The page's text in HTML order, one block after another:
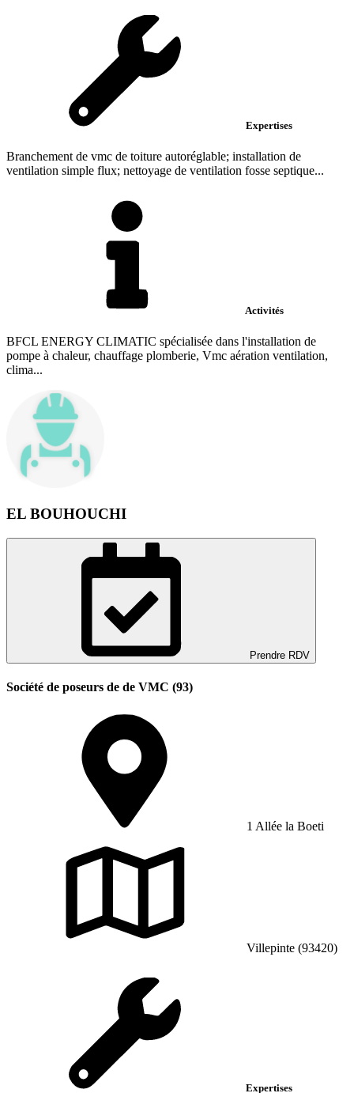
Expertises
Branchement de vmc de toiture autoréglable; installation de
ventilation simple flux; nettoyage de ventilation fosse septique...
Activités
BFCL ENERGY CLIMATIC spécialisée dans l'installation de
pompe à chaleur, chauffage plomberie, Vmc aération ventilation,
clima...
EL BOUHOUCHI
Prendre RDV
Société de poseurs de de VMC (93)
1 Allée la Boeti
Villepinte (93420)
Expertises